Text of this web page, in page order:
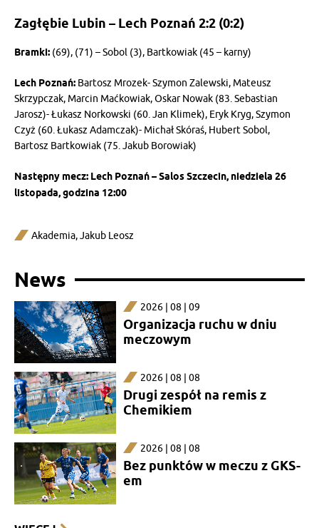
Zagłębie Lubin – Lech Poznań 2:2 (0:2)
Bramki: (69), (71) – Sobol (3), Bartkowiak (45 – karny)
Lech Poznań: Bartosz Mrozek- Szymon Zalewski, Mateusz
Skrzypczak, Marcin Maćkowiak, Oskar Nowak (83. Sebastian
Jarosz)- Łukasz Norkowski (60. Jan Klimek), Eryk Kryg, Szymon
Czyż (60. Łukasz Adamczak)- Michał Skóraś, Hubert Sobol,
Bartosz Bartkowiak (75. Jakub Borowiak)
Następny mecz: Lech Poznań – Salos Szczecin, niedziela 26
listopada, godzina 12:00
Akademia,Jakub Leosz
News
2026 | 08 | 09
Organizacja ruchu w dniu
meczowym
2026 | 08 | 08
Drugi zespół na remis z
Chemikiem
2026 | 08 | 08
Bez punktów w meczu z GKS-
em